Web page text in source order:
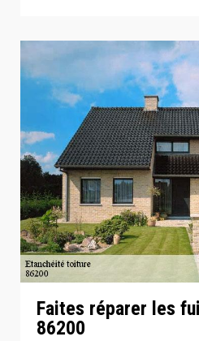
Faites réparer les
86200